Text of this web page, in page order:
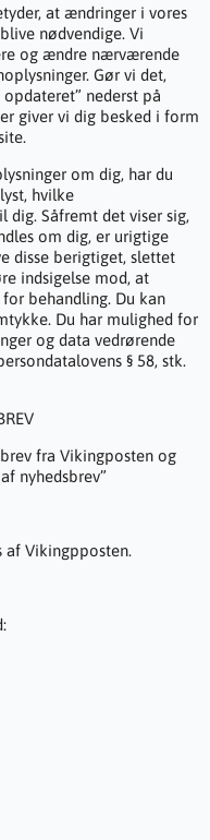
at ændringer i vores
nødvendige. Vi
og ændre nærværende
Gør vi det,
nederst på
giver vi dig besked i form
om dig, har du
hvilke
dig. Såfremt det viser sig,
om dig, er urigtige
disse berigtiget, slettet
indsigelse mod, at
behandling. Du kan
Du har mulighed for
og data vedrørende
§ 58, stk.
fra Vikingposten og
nyhedsbrev”
af Vikingpposten.